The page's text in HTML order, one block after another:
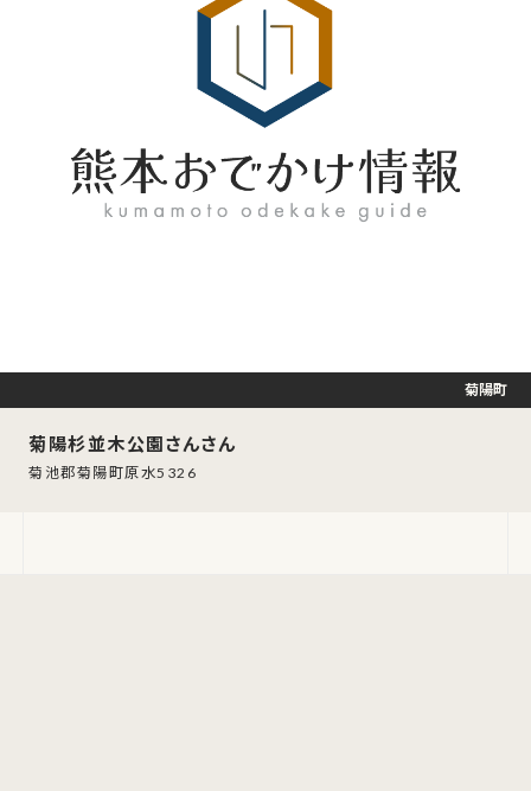
菊陽杉並木公園さんさん
菊池郡菊陽町原水5326
菊陽町